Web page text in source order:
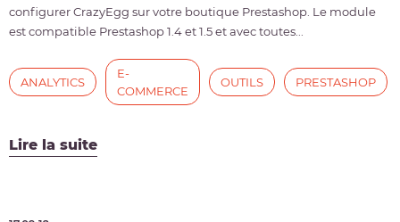
configurer CrazyEgg sur votre boutique Prestashop. Le module
est compatible Prestashop 1.4 et 1.5 et avec toutes...
Lire la suite
ANALYTICS
E-
COMMERCE
OUTILS PRESTASHOP